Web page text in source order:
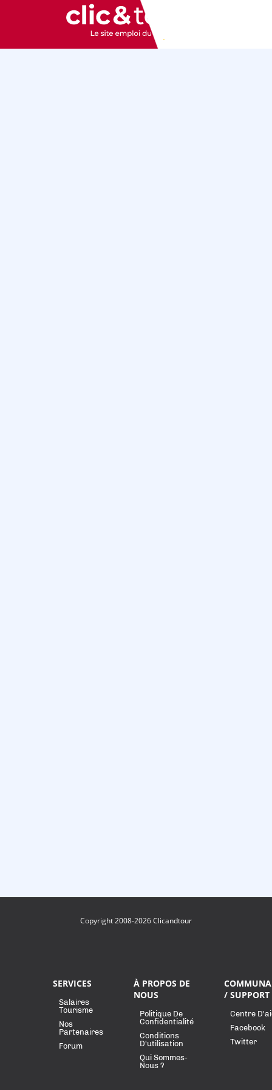
Copyright 2008-2026 Clicandtour
SERVICES
Salaires
Tourisme
Nos
Partenaires
Forum
À PROPOS DE
NOUS
Politique De
Confidentialité
Conditions
D'utilisation
Qui Sommes-
Nous ?
/ SUPPORT
Centre
Facebook
Twitter